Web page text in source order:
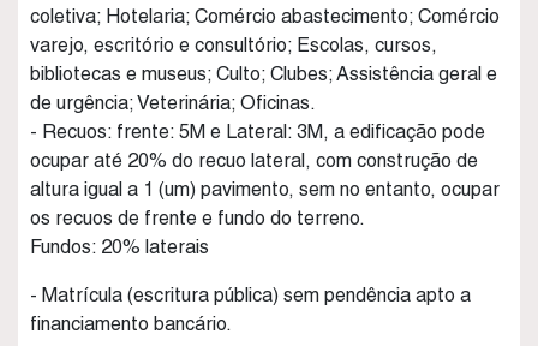
coletiva; Hotelaria; Comércio abastecimento; Comércio
varejo, escritório e consultório; Escolas, cursos,
bibliotecas e museus; Culto; Clubes; Assistência geral e
de urgência; Veterinária; Oficinas.
- Recuos: frente: 5M e Lateral: 3M, a edificação pode
ocupar até 20% do recuo lateral, com construção de
altura igual a 1 (um) pavimento, sem no entanto, ocupar
os recuos de frente e fundo do terreno.
Fundos: 20% laterais
- Matrícula (escritura pública) sem pendência apto a
financiamento bancário.